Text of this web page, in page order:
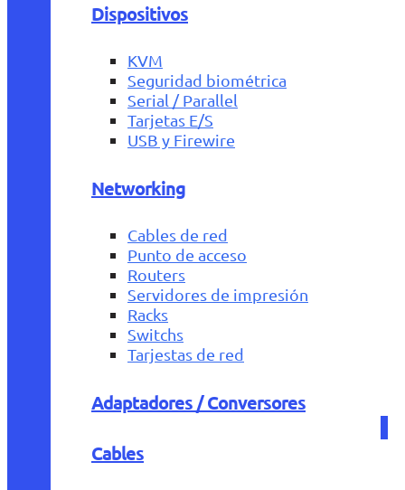
Dispositivos
KVM
Seguridad biométrica
Serial / Parallel
Tarjetas E/S
USB y Firewire
Networking
Cables de red
Punto de acceso
Routers
Servidores de impresión
Racks
Switchs
Tarjestas de red
Adaptadores / Conversores
Cables